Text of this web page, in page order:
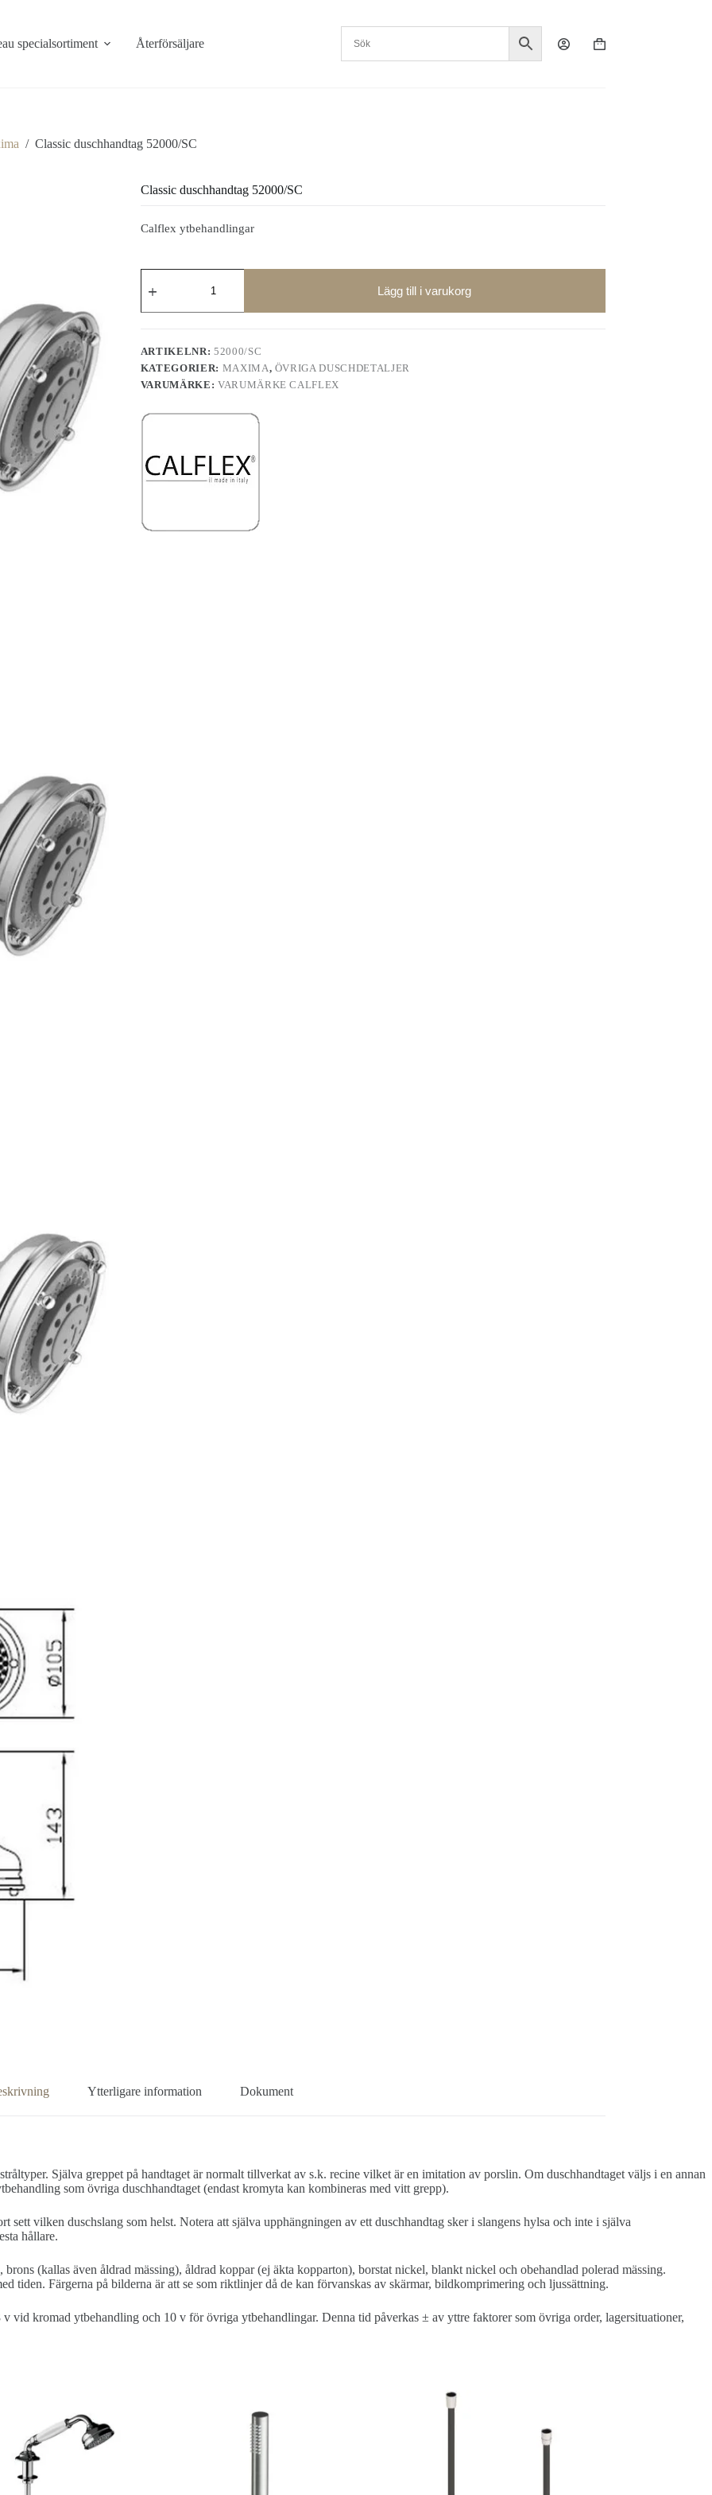
specialsortiment Återförsäljare Varukorg
/ Classic duschhandtag 52000/SC
Classic duschhandtag 52000/SC
Calflex ytbehandlingar
duschhandtag
mängd
Lägg till i varukorg
ARTIKELNR: 52000/SC
KATEGORIER: MAXIMA, ÖVRIGA DUSCHDETALJER
VARUMÄRKE: VARUMÄRKE CALFLEX
Ytterligare information Dokument
Själva greppet på handtaget är normalt tillverkat av s.k. recine vilket är en imitation av porslin. Om duschhandtaget väljs i en annan
som övriga duschhandtaget (endast kromyta kan kombineras med vitt grepp).
vilken duschslang som helst. Notera att själva upphängningen av ett duschhandtag sker i slangens hylsa och inte i själva
hållare.
(kallas även åldrad mässing), åldrad koppar (ej äkta kopparton), borstat nickel, blankt nickel och obehandlad polerad mässing.
tiden. Färgerna på bilderna är att se som riktlinjer då de kan förvanskas av skärmar, bildkomprimering och ljussättning.
vid kromad ytbehandling och 10 v för övriga ytbehandlingar. Denna tid påverkas ± av yttre faktorer som övriga order, lagersituationer,